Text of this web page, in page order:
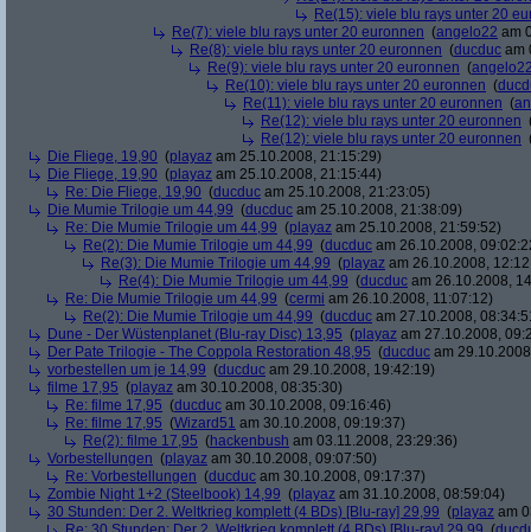
Re(15): viele blu rays unter 20
Re(7): viele blu rays unter 20 euronnen (angelo22 am
Re(8): viele blu rays unter 20 euronnen (ducduc am
Re(9): viele blu rays unter 20 euronnen (
Re(10): viele blu rays unter 20 euronnen (
Re(11): viele blu rays unter 20 euronnen (
Re(12): viele blu rays unter 20 euronnen
Re(12): viele blu rays unter 20 euronnen
Die Fliege, 19,90 (playaz am 25.10.2008, 21:15:29)
Die Fliege, 19,90 (playaz am 25.10.2008, 21:15:44)
Re: Die Fliege, 19,90 (ducduc am 25.10.2008, 21:23:05)
Die Mumie Trilogie um 44,99 (ducduc am 25.10.2008, 21:38:09)
Re: Die Mumie Trilogie um 44,99 (playaz am 25.10.2008, 21:59:52)
Re(2): Die Mumie Trilogie um 44,99 (ducduc am 26.10.2008,
Re(3): Die Mumie Trilogie um 44,99 (playaz am 26.10.2008,
Re(4): Die Mumie Trilogie um 44,99 (ducduc am 26.10.2008,
Re: Die Mumie Trilogie um 44,99 (cermi am 26.10.2008, 11:07:12)
Re(2): Die Mumie Trilogie um 44,99 (ducduc am 27.10.2008,
Dune - Der Wüstenplanet (Blu-ray Disc) 13,95 (playaz am 27.10.2008,
Der Pate Trilogie - The Coppola Restoration 48,95 (ducduc am
vorbestellen um je 14,99 (ducduc am 29.10.2008, 19:42:19)
filme 17,95 (playaz am 30.10.2008, 08:35:30)
Re: filme 17,95 (ducduc am 30.10.2008, 09:16:46)
Re: filme 17,95 (Wizard51 am 30.10.2008, 09:19:37)
Re(2): filme 17,95 (hackenbush am 03.11.2008, 23:29:36)
Vorbestellungen (playaz am 30.10.2008, 09:07:50)
Re: Vorbestellungen (ducduc am 30.10.2008, 09:17:37)
Zombie Night 1+2 (Steelbook) 14,99 (playaz am 31.10.2008, 08:59:04)
30 Stunden: Der 2. Weltkrieg komplett (4 BDs) [Blu-ray] 29,99 (playaz am